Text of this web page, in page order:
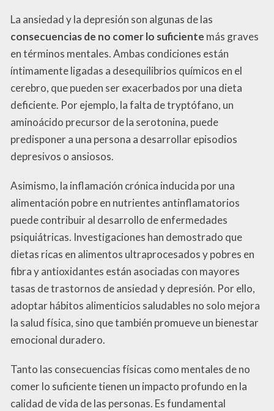
La ansiedad y la depresión son algunas de las
consecuencias de no comer lo suficiente más graves
en términos mentales. Ambas condiciones están
íntimamente ligadas a desequilibrios químicos en el
cerebro, que pueden ser exacerbados por una dieta
deficiente. Por ejemplo, la falta de tryptófano, un
aminoácido precursor de la serotonina, puede
predisponer a una persona a desarrollar episodios
depresivos o ansiosos.
Asimismo, la inflamación crónica inducida por una
alimentación pobre en nutrientes antinflamatorios
puede contribuir al desarrollo de enfermedades
psiquiátricas. Investigaciones han demostrado que
dietas ricas en alimentos ultraprocesados y pobres en
fibra y antioxidantes están asociadas con mayores
tasas de trastornos de ansiedad y depresión. Por ello,
adoptar hábitos alimenticios saludables no solo mejora
la salud física, sino que también promueve un bienestar
emocional duradero.
Tanto las consecuencias físicas como mentales de no
comer lo suficiente tienen un impacto profundo en la
calidad de vida de las personas. Es fundamental